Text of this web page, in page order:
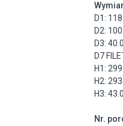
D1:
D2:
D3:
D7
H1:
H2:
H3:
Nr.